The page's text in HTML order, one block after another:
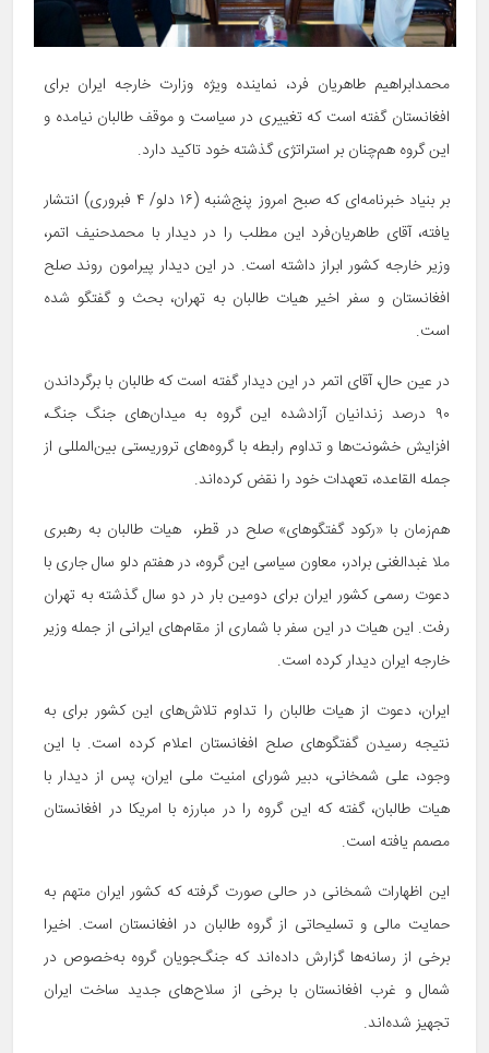
محمدابراهیم طاهریان ‌فرد، نماینده ویژه وزارت خارجه ایران برای
افغانستان گفته است که تغییری در سیاست و موقف طالبان نیامده و
این گروه هم‌چنان بر استراتژی گذشته خود تاکید دارد.
بر بنیاد خبرنامه‌ای که صبح امروز پنج‌شنبه (۱۶ دلو/ ۴ فبروری) انتشار
یافته، آقای طاهریان‌فرد این مطلب را در دیدار با محمدحنیف اتمر،
وزیر خارجه کشور ابراز داشته است. در این دیدار پیرامون روند صلح
افغانستان و سفر اخیر هیات طالبان به تهران، بحث و گفتگو شده
است.
در عین حال، آقای اتمر در این دیدار گفته است که طالبان با برگرداندن
۹۰ درصد زندانیان آزادشده این گروه به میدان‌های جنگ جنگ،
افزایش خشونت‌ها و تداوم رابطه با گروه‌های تروریستی بین‌المللی از
جمله القاعده، تعهدات خود را نقض کرده‌اند.
هم‌زمان با «رکود گفتگو‌های» صلح در قطر، هیات طالبان به رهبری
ملا غبدالغنی برادر، معاون سیاسی این گروه، در هفتم دلو سال جاری با
دعوت رسمی کشور ایران برای دومین بار در دو سال گذشته به تهران
رفت. این هیات در این سفر با شماری از مقام‌های ایرانی از جمله وزیر
خارجه ایران دیدار کرده است.
ایران، دعوت از هیات طالبان را تداوم تلاش‌های این کشور برای به
نتیجه رسیدن گفتگوهای صلح افغانستان اعلام کرده است. با این
وجود، علی‌ شمخانی، دبیر شورای امنیت ملی ایران، پس از دیدار با
هیات طالبان، گفته که این گروه را در مبارزه با امریکا در افغانستان
مصمم یافته است.
این اظهارات شمخانی در حالی صورت گرفته که کشور ایران متهم به
حمایت مالی و تسلیحاتی از گروه طالبان در افغانستان است. اخیرا
برخی از رسانه‌ها گزارش داده‌اند که جنگ‌جویان گروه به‌خصوص در
شمال و غرب افغانستان با برخی از سلاح‌های جدید ساخت ایران
تجهیز شده‌اند.